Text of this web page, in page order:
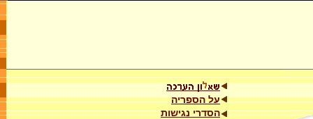
על הספריה
הסדרי נגישות